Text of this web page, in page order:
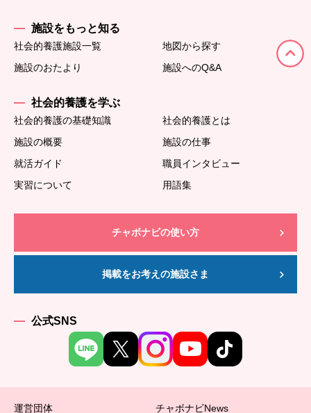
施設をもっと知る
社会的養護施設一覧
地図から探す
施設のおたより
施設へのQ&A
社会的養護を学ぶ
社会的養護の基礎知識
社会的養護とは
施設の概要
施設の仕事
就活ガイド
職員インタビュー
実習について
用語集
チャボナビの使い方
掲載をお考えの施設さま
公式SNS
運営団体 チャボナビNews